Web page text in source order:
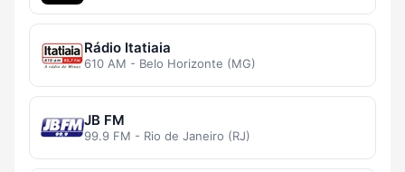
Rádio Itatiaia
610 AM - Belo Horizonte (MG)
JB FM
99.9 FM - Rio de Janeiro (RJ)